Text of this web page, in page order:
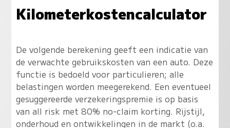
Kilometerkostencalculator
De volgende berekening geeft een indicatie van
de verwachte gebruikskosten van een auto. Deze
functie is bedoeld voor particulieren; alle
belastingen worden meegerekend. Een eventueel
gesuggereerde verzekeringspremie is op basis
van all risk met 80% no-claim korting. Rijstijl,
onderhoud en ontwikkelingen in de markt (o.a.